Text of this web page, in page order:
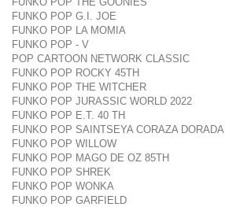
FUNKO POP G.I. JOE
FUNKO POP LA MOMIA
FUNKO POP - V
POP CARTOON NETWORK CLASSIC
FUNKO POP ROCKY 45TH
FUNKO POP THE WITCHER
FUNKO POP JURASSIC WORLD 2022
FUNKO POP E.T. 40 TH
FUNKO POP SAINTSEYA CORAZA DORADA
FUNKO POP WILLOW
FUNKO POP MAGO DE OZ 85TH
FUNKO POP SHREK
FUNKO POP WONKA
FUNKO POP GARFIELD